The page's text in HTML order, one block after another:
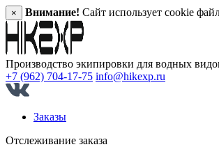
× Внимание! Сайт использует cookie
Производство экипировки для водных
+7 (962) 704-17-75 info@hikexp.ru
Заказы
Отслеживание заказа